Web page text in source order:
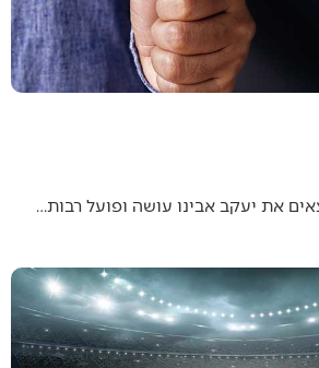
את יעקב אבינו עושה ופועל רבות…